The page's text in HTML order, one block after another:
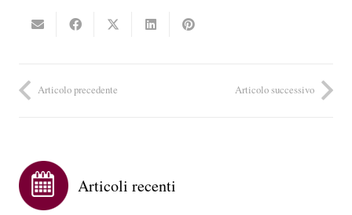
Articolo precedente Articolo successivo
Articoli recenti